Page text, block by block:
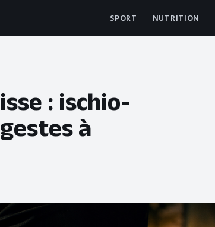
SPORT NUTRITION
: ischio-
à